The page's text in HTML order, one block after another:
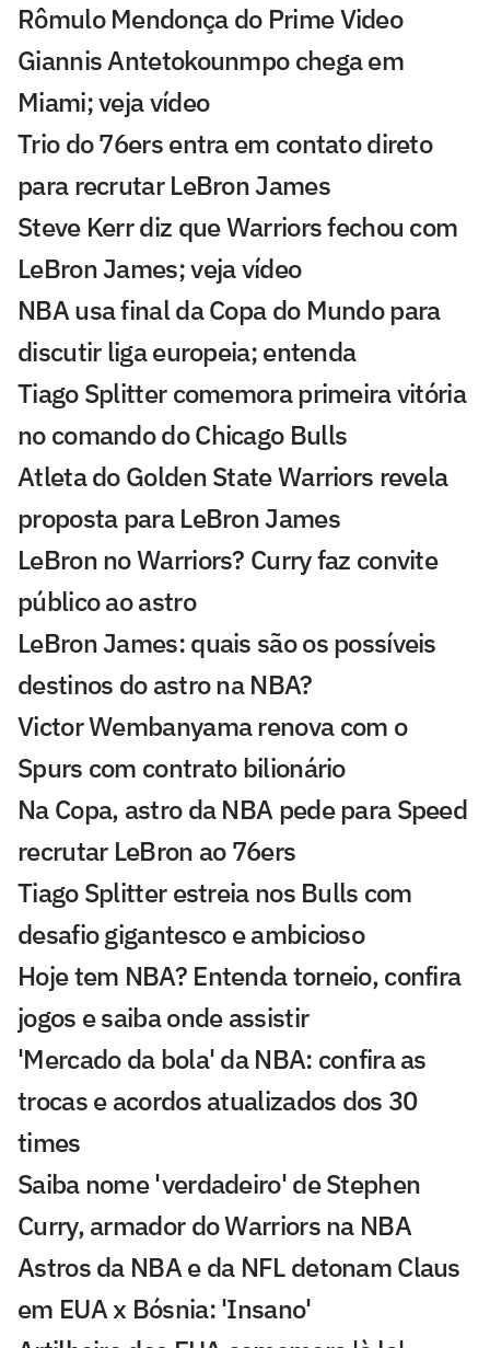
Rômulo Mendonça do Prime Video
Giannis Antetokounmpo chega em
Miami; veja vídeo
Trio do 76ers entra em contato direto
para recrutar LeBron James
Steve Kerr diz que Warriors fechou com
LeBron James; veja vídeo
NBA usa final da Copa do Mundo para
discutir liga europeia; entenda
Tiago Splitter comemora primeira vitória
no comando do Chicago Bulls
Atleta do Golden State Warriors revela
proposta para LeBron James
LeBron no Warriors? Curry faz convite
público ao astro
LeBron James: quais são os possíveis
destinos do astro na NBA?
Victor Wembanyama renova com o
Spurs com contrato bilionário
Na Copa, astro da NBA pede para Speed
recrutar LeBron ao 76ers
Tiago Splitter estreia nos Bulls com
desafio gigantesco e ambicioso
Hoje tem NBA? Entenda torneio, confira
jogos e saiba onde assistir
'Mercado da bola' da NBA: confira as
trocas e acordos atualizados dos 30
times
Saiba nome 'verdadeiro' de Stephen
Curry, armador do Warriors na NBA
Astros da NBA e da NFL detonam Claus
em EUA x Bósnia: 'Insano'